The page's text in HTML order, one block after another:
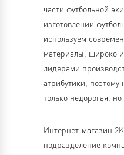
части футбольной
изготовлении
используем
материалы, широко
лидерами
атрибутики,
только недорогая, но
Интернет-магазин
подразделение